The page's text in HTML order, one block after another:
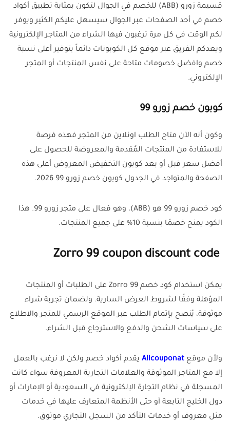
قسيمة زورو (ABB) للخصم في الجوال لتكون بمثابة تطبيق أكواد
خصم في أحد الصفحات عبر الجوال سيسهل عليكم الكثير ويوفر
لكم الوقت في كل مرة ترغبون فيها الشراء من المتاجر الإلكترونية
ويعدكم الفريق عبر موقع كل الكوبونات دائماً بتوفير أعلى نسبة
خصم وافضل خصومات متاحة على نفس المنتجات أو المتجر
الإلكتروني.
كوبون خصم زورو 99
وكون أنه الآن متاح الطلب اونلاين من المتجر فهذه فرصة
للاستفادة من المنتجات المُقدمة والمعروضة للحصول على
أفضل سعر قبل أو بعد كوبون التخفيض المعروض أعلى هذه
الصفحة والمتواجد في الجدول كوبون خصم زورو 99 2026.
كود خصم زورو 99 هو (ABB)، وهو فعال على متجر زورو 99. هذا
الكود يمنح خصمًا بنسبة 10% على جميع المنتجات.
Zorro 99 coupon discount code
يمكن استخدام كود خصم Zorro 99 على الطلبات أو المنتجات
المؤهلة وفقًا لشروط العرض السارية. ولضمان تجربة شراء
موثوقة، يُنصح بإتمام الطلب عبر الموقع الرسمي للمتجر والاطلاع
على سياسات الشحن والدفع والاسترجاع قبل الشراء.
ولأن موقع Allcouponat يقدم أكواد خصم ولكن لا نرغب بالعمل
إلا مع المتاجر الموثوقة والعلامات التجارية المعروفة سواء كانت
المسجلة في نظام التجارة الإلكترونية في السعودية أو الإمارات أو
دول الخليج التابعة أو حتى الأنظمة المتعارف عليها في خدمات
مثل معروف أو خدمات التأكد من السجل التجاري موثوق.